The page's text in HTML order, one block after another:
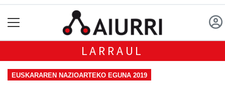
LARRAUL
EUSKARAREN NAZIOARTEKO EGUNA 2019